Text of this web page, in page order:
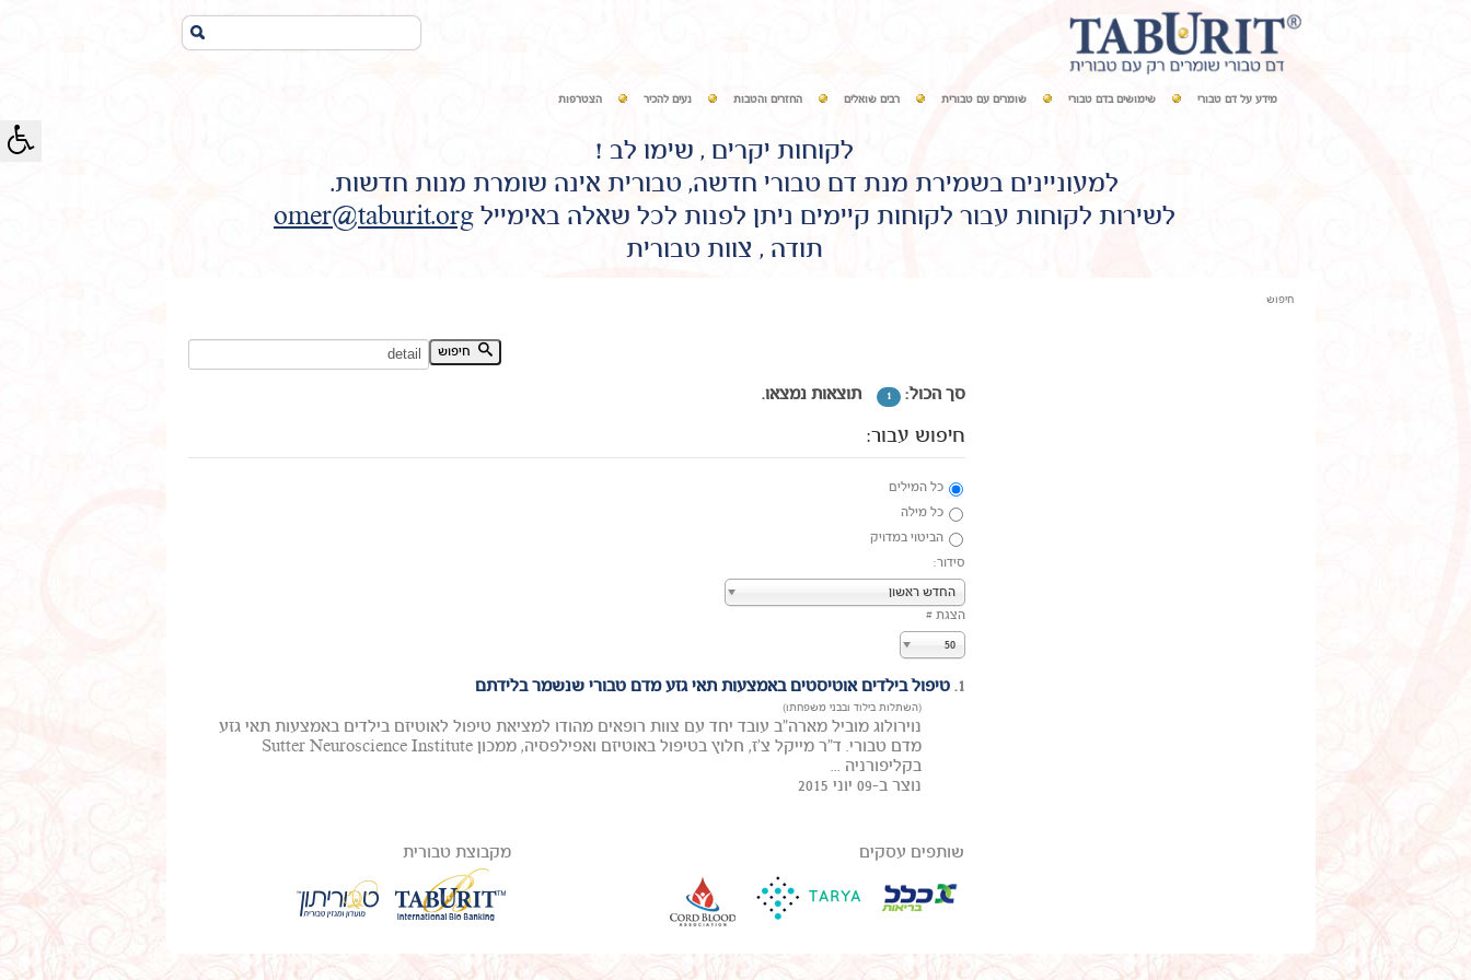
מידע על דם טבורי שימושים בדם טבורי שומרים עם טבורית רבים שואלים החזרים והטבות נעים להכיר הצטרפות
לקוחות יקרים , שימו לב !
למעוניינים בשמירת מנת דם טבורי חדשה, טבורית אינה שומרת מנות חדשות.
לשירות לקוחות עבור לקוחות קיימים ניתן לפנות לכל שאלה באימייל omer@taburit.org
תודה , צוות טבורית
חיפוש
חיפוש מילת מפתח:
סך הכול: 1 תוצאות נמצאו.
חיפוש עבור:
כל המילים
כל מילה
הביטוי במדויק
סידור:
החדש ראשון
הצגת #
50
1. טיפול בילדים אוטיסטים באמצעות תאי גזע מדם טבורי שנשמר בלידתם
(השתלות בילוד ובבני משפחתו)
נוירולוג מוביל מארה"ב עובד יחד עם צוות רופאים מהודו למציאת טיפול לאוטיזם בילדים באמצעות תאי גזע
מדם טבורי. ד"ר מייקל צ'ז, חלוץ בטיפול באוטיזם ואפילפסיה, ממכון Sutter Neuroscience Institute
בקליפורניה ...
נוצר ב-09 יוני 2015
שותפים עסקים מקבוצת טבורית